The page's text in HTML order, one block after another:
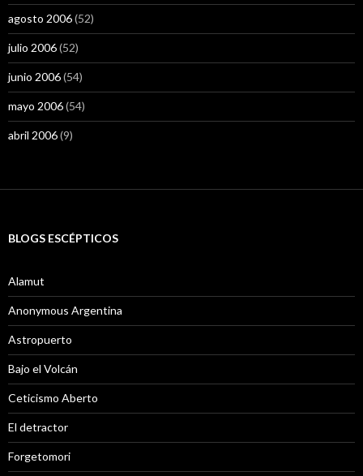
agosto 2006(52)
julio 2006(52)
junio 2006(54)
mayo 2006(54)
abril 2006(9)
BLOGS ESCÉPTICOS
Alamut
Anonymous Argentina
Astropuerto
Bajo el Volcán
Ceticismo Aberto
El detractor
Forgetomori